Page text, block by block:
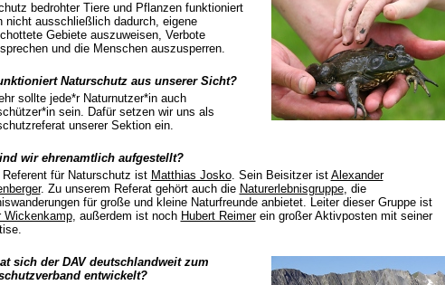
bedrohter Tiere und Pflanzen funktioniert
nicht ausschließlich dadurch, eigene
Gebiete auszuweisen, Verbote
und die Menschen auszusperren.
Naturschutz aus unserer Sicht?
sollte jede*r Naturnutzer*in auch
sein. Dafür setzen wir uns als
unserer Sektion ein.
wir ehrenamtlich aufgestellt?
Referent für Naturschutz ist Matthias Josko. Sein Beisitzer ist Alexander
. Zu unserem Referat gehört auch die Naturerlebnisgruppe, die
für große und kleine Naturfreunde anbietet. Leiter dieser Gruppe ist
Wickenkamp, außerdem ist noch Hubert Reimerein großer Aktivposten mit seiner
sich der DAV deutschlandweit zum
entwickelt?